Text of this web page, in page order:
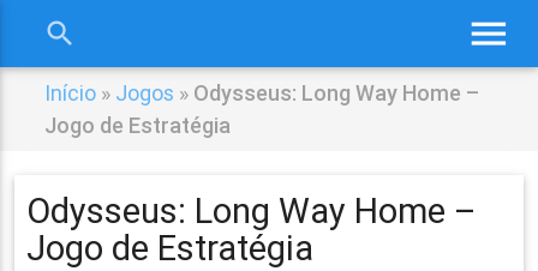
menu
search
Início » Jogos » Odysseus: Long Way Home –
Jogo de Estratégia
Odysseus: Long Way Home –
Jogo de Estratégia